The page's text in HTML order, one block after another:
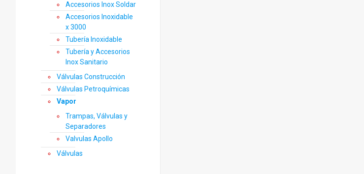
Accesorios Inox Soldar
Accesorios Inoxidable
x 3000
Tubería Inoxidable
Tubería y Accesorios
Inox Sanitario
Válvulas Construcción
Válvulas Petroquímicas
Vapor
Trampas, Válvulas y
Separadores
Valvulas Apollo
Válvulas